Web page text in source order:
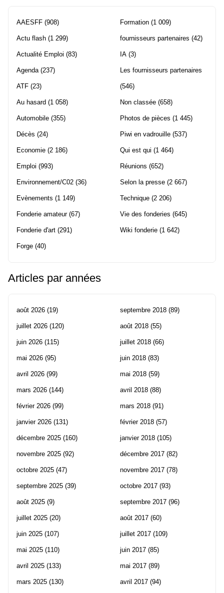
AAESFF (908)
Actu flash (1 299)
Actualité Emploi (83)
Agenda(237)
ATF (23)
Au hasard (1 058)
Automobile (355)
Décès (24)
Economie (2 186)
Emploi (993)
Environnement/C02 (36)
Evènements (1 149)
Fonderie amateur(67)
Fonderie d'art (291)
Forge (40)
Formation (1 009)
fournisseurs partenaires (42)
IA (3)
Les fournisseurs partenaires
(546)
Non classée (658)
Photos de pièces (1 445)
Piwi en vadrouille (537)
Qui est qui (1 464)
Réunions (652)
Selon la presse (2 667)
Technique (2 206)
Vie des fonderies (645)
Wiki fonderie (1 642)
Articles par années
août 2026 (19)
juillet 2026 (120)
juin 2026 (115)
mai 2026 (95)
avril 2026 (99)
mars 2026 (144)
février 2026 (99)
janvier 2026 (131)
décembre 2025 (160)
novembre 2025 (92)
octobre 2025 (47)
septembre 2025 (39)
août 2025 (9)
juillet 2025 (20)
juin 2025 (107)
mai 2025 (110)
avril 2025 (133)
mars 2025 (130)
septembre 2018 (89)
août 2018 (55)
juillet 2018 (66)
juin 2018 (83)
mai 2018 (59)
avril 2018 (88)
mars 2018 (91)
février 2018 (57)
janvier 2018 (105)
décembre 2017 (82)
novembre 2017 (78)
octobre 2017 (93)
septembre 2017 (96)
août 2017 (60)
juillet 2017 (109)
juin 2017 (85)
mai 2017 (89)
avril 2017 (94)